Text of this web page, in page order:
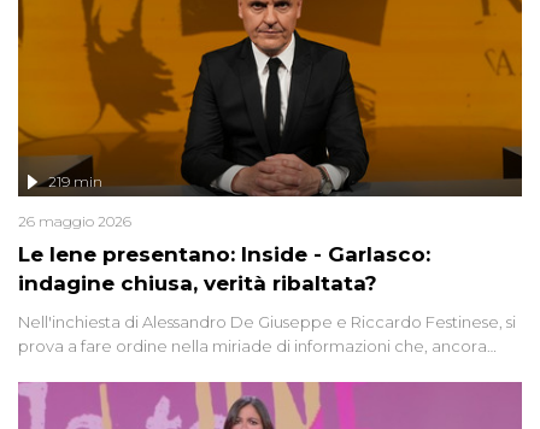
Le Iene presentano: Inside - Garlasco:
indagine chiusa, verità ribaltata?
219 min
26 maggio 2026
Nell'inchiesta di Alessandro De Giuseppe e Riccardo Festinese, si
prova a fare ordine nella miriade di informazioni che, ancora
giudiziarie più discusse degli ultimi anni. Lo speciale ricostruisce la
vicenda mettendo in fila testimonianze, errori, dettagli